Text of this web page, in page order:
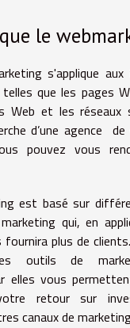
que le
s'applique
que les pages
Web et les réseaux
d’une agence
pouvez vous
est basé sur
qui, en
plus de
outils de
elles vous
retour sur
canaux de